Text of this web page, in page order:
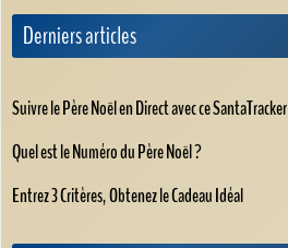
Derniers articles
Suivre le Père Noël en Direct avec ce SantaTracker
Quel est le Numéro du Père Noël ?
Entrez 3 Critères, Obtenez le Cadeau Idéal